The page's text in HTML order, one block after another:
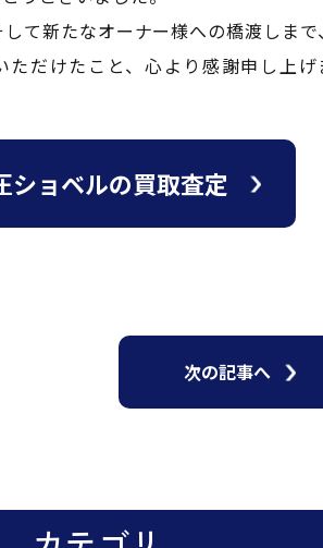
て新たなオーナー様への橋渡しまで
ただけたこと、心より感謝申し上げ
ショベルの買取査定
次の記事へ